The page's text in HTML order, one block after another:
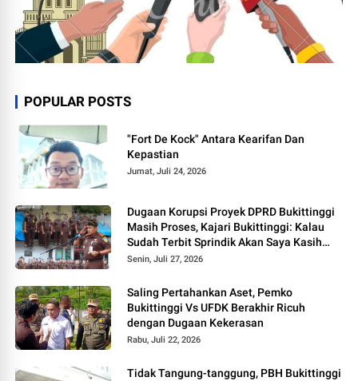
POPULAR POSTS
"Fort De Kock" Antara Kearifan Dan
Kepastian
Jumat, Juli 24, 2026
Dugaan Korupsi Proyek DPRD Bukittinggi
Masih Proses, Kajari Bukittinggi: Kalau
Sudah Terbit Sprindik Akan Saya Kasih
Kabar
Senin, Juli 27, 2026
Saling Pertahankan Aset, Pemko
Bukittinggi Vs UFDK Berakhir Ricuh
dengan Dugaan Kekerasan
Rabu, Juli 22, 2026
Tidak Tangung-tanggung, PBH Bukittinggi